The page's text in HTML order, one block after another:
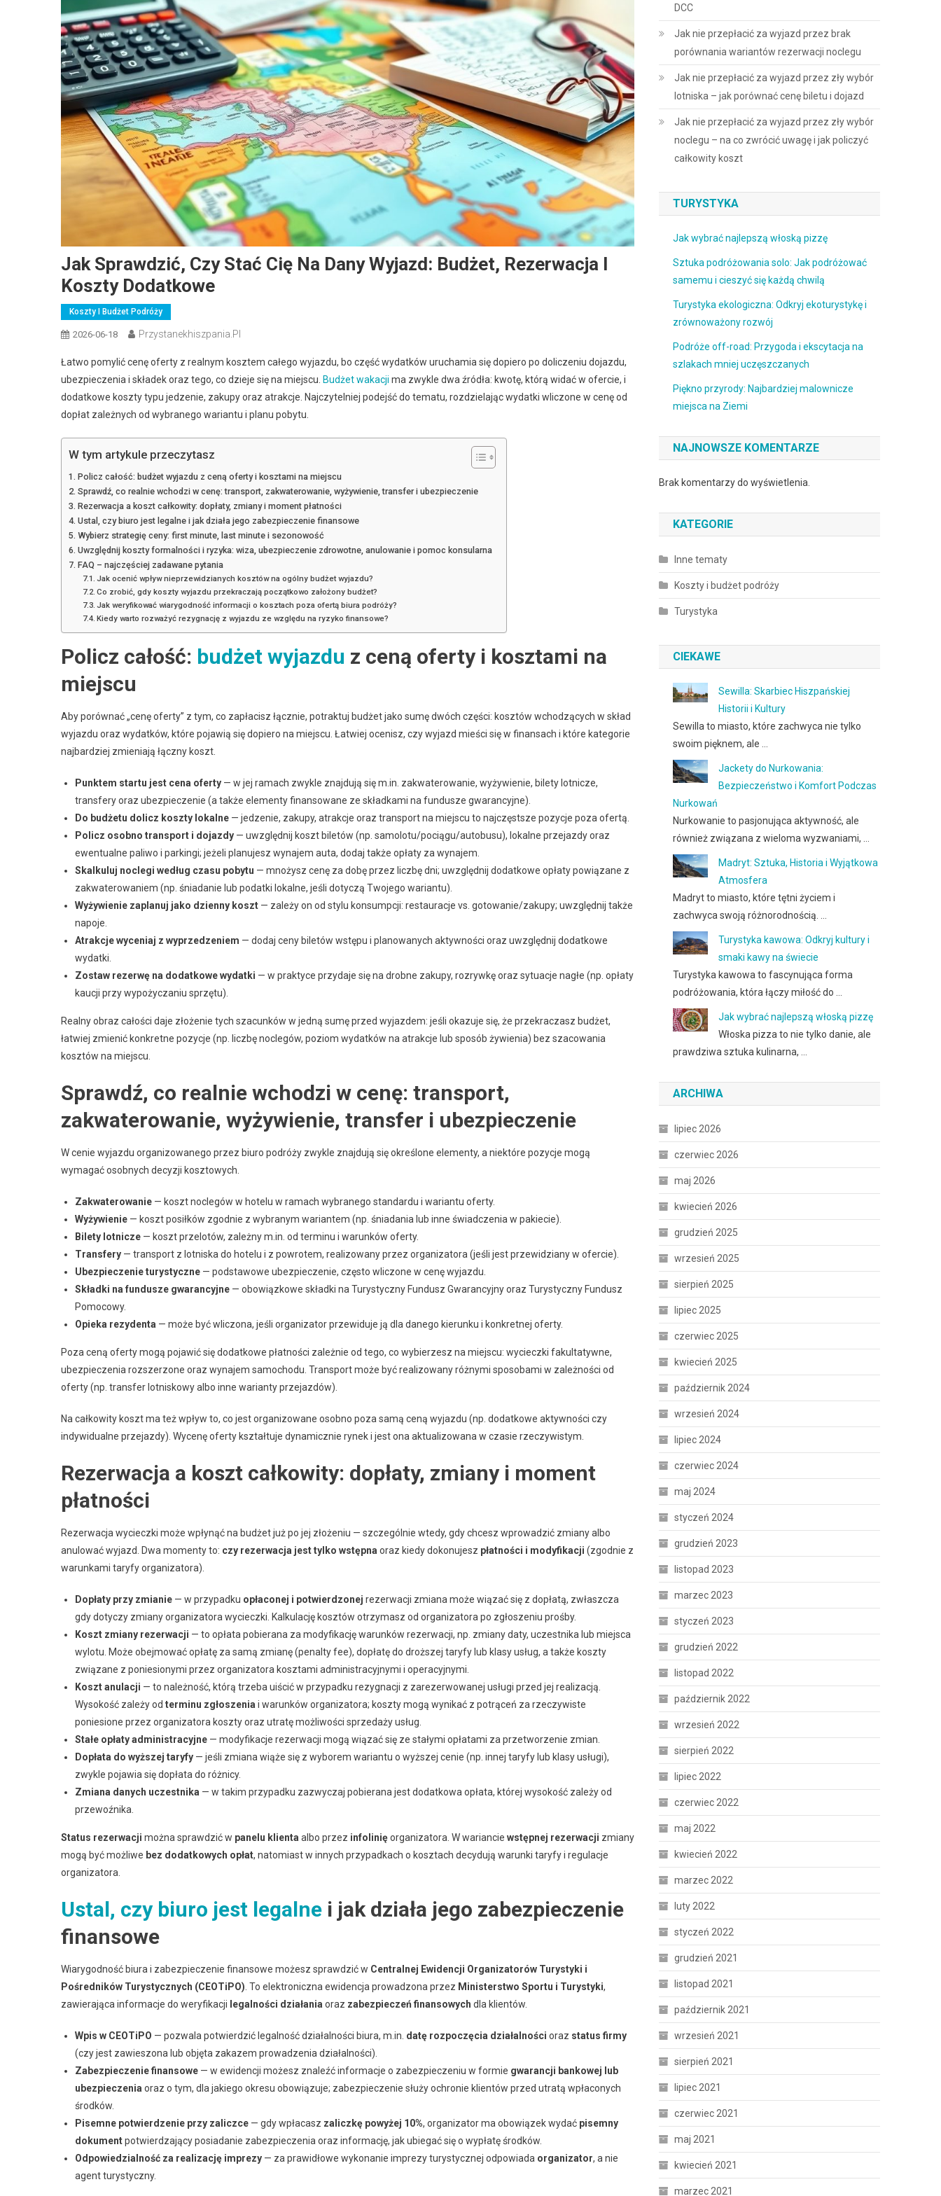
Jak Sprawdzić, Czy Stać Cię Na Dany Wyjazd: Budżet, Rezerwacja I
Koszty Dodatkowe
Koszty I Budżet Podróży
2026-06-18 Przystanekhiszpania.pl
Łatwo pomylić cenę oferty z realnym kosztem całego wyjazdu, bo część wydatków uruchamia się dopiero po doliczeniu dojazdu,
ubezpieczenia i składek oraz tego, co dzieje się na miejscu. Budżet wakacji ma zwykle dwa źródła: kwotę, którą widać w ofercie, i
dodatkowe koszty typu jedzenie, zakupy oraz atrakcje. Najczytelniej podejść do tematu, rozdzielając wydatki wliczone w cenę od
dopłat zależnych od wybranego wariantu i planu pobytu.
W tym artykule przeczytasz
Policz całość: budżet wyjazdu z ceną oferty i kosztami na miejscu
Sprawdź, co realnie wchodzi w cenę: transport, zakwaterowanie, wyżywienie, transfer i ubezpieczenie
Rezerwacja a koszt całkowity: dopłaty, zmiany i moment płatności
Ustal, czy biuro jest legalne i jak działa jego zabezpieczenie finansowe
Wybierz strategię ceny: first minute, last minute i sezonowość
Uwzględnij koszty formalności i ryzyka: wiza, ubezpieczenie zdrowotne, anulowanie i pomoc konsularna
FAQ – najczęściej zadawane pytania
Jak ocenić wpływ nieprzewidzianych kosztów na ogólny budżet wyjazdu?
Co zrobić, gdy koszty wyjazdu przekraczają początkowo założony budżet?
Jak weryfikować wiarygodność informacji o kosztach poza ofertą biura podróży?
Kiedy warto rozważyć rezygnację z wyjazdu ze względu na ryzyko finansowe?
Policz całość: budżet wyjazdu z ceną oferty i kosztami na
miejscu
Aby porównać „cenę oferty” z tym, co zapłacisz łącznie, potraktuj budżet jako sumę dwóch części: kosztów wchodzących w skład
wyjazdu oraz wydatków, które pojawią się dopiero na miejscu. Łatwiej ocenisz, czy wyjazd mieści się w finansach i które kategorie
najbardziej zmieniają łączny koszt.
Punktem startu jest cena oferty — w jej ramach zwykle znajdują się m.in. zakwaterowanie, wyżywienie, bilety lotnicze,
transfery oraz ubezpieczenie (a także elementy finansowane ze składkami na fundusze gwarancyjne).
Do budżetu dolicz koszty lokalne — jedzenie, zakupy, atrakcje oraz transport na miejscu to najczęstsze pozycje poza ofertą.
Policz osobno transport i dojazdy — uwzględnij koszt biletów (np. samolotu/pociągu/autobusu), lokalne przejazdy oraz
ewentualne paliwo i parkingi; jeżeli planujesz wynajem auta, dodaj także opłaty za wynajem.
Skalkuluj noclegi według czasu pobytu — mnożysz cenę za dobę przez liczbę dni; uwzględnij dodatkowe opłaty powiązane z
zakwaterowaniem (np. śniadanie lub podatki lokalne, jeśli dotyczą Twojego wariantu).
Wyżywienie zaplanuj jako dzienny koszt — zależy on od stylu konsumpcji: restauracje vs. gotowanie/zakupy; uwzględnij także
napoje.
Atrakcje wyceniaj z wyprzedzeniem — dodaj ceny biletów wstępu i planowanych aktywności oraz uwzględnij dodatkowe
wydatki.
Zostaw rezerwę na dodatkowe wydatki — w praktyce przydaje się na drobne zakupy, rozrywkę oraz sytuacje nagłe (np. opłaty
kaucji przy wypożyczaniu sprzętu).
Realny obraz całości daje złożenie tych szacunków w jedną sumę przed wyjazdem: jeśli okazuje się, że przekraczasz budżet,
łatwiej zmienić konkretne pozycje (np. liczbę noclegów, poziom wydatków na atrakcje lub sposób żywienia) bez szacowania
kosztów na miejscu.
Sprawdź, co realnie wchodzi w cenę: transport,
zakwaterowanie, wyżywienie, transfer i ubezpieczenie
W cenie wyjazdu organizowanego przez biuro podróży zwykle znajdują się określone elementy, a niektóre pozycje mogą
wymagać osobnych decyzji kosztowych.
Zakwaterowanie — koszt noclegów w hotelu w ramach wybranego standardu i wariantu oferty.
Wyżywienie — koszt posiłków zgodnie z wybranym wariantem (np. śniadania lub inne świadczenia w pakiecie).
Bilety lotnicze — koszt przelotów, zależny m.in. od terminu i warunków oferty.
Transfery — transport z lotniska do hotelu i z powrotem, realizowany przez organizatora (jeśli jest przewidziany w ofercie).
Ubezpieczenie turystyczne — podstawowe ubezpieczenie, często wliczone w cenę wyjazdu.
Składki na fundusze gwarancyjne — obowiązkowe składki na Turystyczny Fundusz Gwarancyjny oraz Turystyczny Fundusz
Pomocowy.
Opieka rezydenta — może być wliczona, jeśli organizator przewiduje ją dla danego kierunku i konkretnej oferty.
Poza ceną oferty mogą pojawić się dodatkowe płatności zależnie od tego, co wybierzesz na miejscu: wycieczki fakultatywne,
ubezpieczenia rozszerzone oraz wynajem samochodu. Transport może być realizowany różnymi sposobami w zależności od
oferty (np. transfer lotniskowy albo inne warianty przejazdów).
Na całkowity koszt ma też wpływ to, co jest organizowane osobno poza samą ceną wyjazdu (np. dodatkowe aktywności czy
indywidualne przejazdy). Wycenę oferty kształtuje dynamicznie rynek i jest ona aktualizowana w czasie rzeczywistym.
Rezerwacja a koszt całkowity: dopłaty, zmiany i moment
płatności
Rezerwacja wycieczki może wpłynąć na budżet już po jej złożeniu — szczególnie wtedy, gdy chcesz wprowadzić zmiany albo
anulować wyjazd. Dwa momenty to: czy rezerwacja jest tylko wstępnaoraz kiedy dokonujesz płatności i modyfikacji (zgodnie z
warunkami taryfy organizatora).
Dopłaty przy zmianie — w przypadku opłaconej i potwierdzonej rezerwacji zmiana może wiązać się z dopłatą, zwłaszcza
gdy dotyczy zmiany organizatora wycieczki. Kalkulację kosztów otrzymasz od organizatora po zgłoszeniu prośby.
Koszt zmiany rezerwacji — to opłata pobierana za modyfikację warunków rezerwacji, np. zmiany daty, uczestnika lub miejsca
wylotu. Może obejmować opłatę za samą zmianę (penalty fee), dopłatę do droższej taryfy lub klasy usług, a także koszty
związane z poniesionymi przez organizatora kosztami administracyjnymi i operacyjnymi.
Koszt anulacji — to należność, którą trzeba uiścić w przypadku rezygnacji z zarezerwowanej usługi przed jej realizacją.
Wysokość zależy od terminu zgłoszeniai warunków organizatora; koszty mogą wynikać z potrąceń za rzeczywiste
poniesione przez organizatora koszty oraz utratę możliwości sprzedaży usług.
Stałe opłaty administracyjne — modyfikacje rezerwacji mogą wiązać się ze stałymi opłatami za przetworzenie zmian.
Dopłata do wyższej taryfy — jeśli zmiana wiąże się z wyborem wariantu o wyższej cenie (np. innej taryfy lub klasy usługi),
zwykle pojawia się dopłata do różnicy.
Zmiana danych uczestnika — w takim przypadku zazwyczaj pobierana jest dodatkowa opłata, której wysokość zależy od
przewoźnika.
Status rezerwacji można sprawdzić w panelu klientaalbo przez infolinięorganizatora. W wariancie wstępnej rezerwacji zmiany
mogą być możliwe bez dodatkowych opłat, natomiast w innych przypadkach o kosztach decydują warunki taryfy i regulacje
organizatora.
Ustal, czy biuro jest legalne i jak działa jego zabezpieczenie
finansowe
Wiarygodność biura i zabezpieczenie finansowe możesz sprawdzić w Centralnej Ewidencji Organizatorów Turystyki i
Pośredników Turystycznych (CEOTiPO). To elektroniczna ewidencja prowadzona przez Ministerstwo Sportu i Turystyki,
zawierająca informacje do weryfikacji legalności działaniaoraz zabezpieczeń finansowych dla klientów.
Wpis w CEOTiPO — pozwala potwierdzić legalność działalności biura, m.in. datę rozpoczęcia działalności oraz status firmy
(czy jest zawieszona lub objęta zakazem prowadzenia działalności).
Zabezpieczenie finansowe — w ewidencji możesz znaleźć informacje o zabezpieczeniu w formie gwarancji bankowej lub
ubezpieczeniaoraz o tym, dla jakiego okresu obowiązuje; zabezpieczenie służy ochronie klientów przed utratą wpłaconych
środków.
Pisemne potwierdzenie przy zaliczce — gdy wpłacasz zaliczkę powyżej 10%, organizator ma obowiązek wydać pisemny
dokumentpotwierdzający posiadanie zabezpieczenia oraz informację, jak ubiegać się o wypłatę środków.
Odpowiedzialność za realizację imprezy — za prawidłowe wykonanie imprezy turystycznej odpowiada organizator, a nie
agent turystyczny.
DCC
Jak nie przepłacić za wyjazd przez brak
porównania wariantów rezerwacji noclegu
Jak nie przepłacić za wyjazd przez zły wybór
lotniska – jak porównać cenę biletu i dojazd
Jak nie przepłacić za wyjazd przez zły wybór
noclegu – na co zwrócić uwagę i jak policzyć
całkowity koszt
TURYSTYKA
Jak wybrać najlepszą włoską pizzę
Sztuka podróżowania solo: Jak podróżować
samemu i cieszyć się każdą chwilą
Turystyka ekologiczna: Odkryj ekoturystykę i
zrównoważony rozwój
Podróże off-road: Przygoda i ekscytacja na
szlakach mniej uczęszczanych
Piękno przyrody: Najbardziej malownicze
miejsca na Ziemi
NAJNOWSZE KOMENTARZE
Brak komentarzy do wyświetlenia.
KATEGORIE
Inne tematy
Koszty i budżet podróży
Turystyka
CIEKAWE
Sewilla: Skarbiec Hiszpańskiej
Historii i Kultury
Sewilla to miasto, które zachwyca nie tylko
swoim pięknem, ale …
Jackety do Nurkowania:
Bezpieczeństwo i Komfort Podczas
Nurkowań
Nurkowanie to pasjonująca aktywność, ale
również związana z wieloma wyzwaniami, …
Madryt: Sztuka, Historia i Wyjątkowa
Atmosfera
Madryt to miasto, które tętni życiem i
zachwyca swoją różnorodnością. …
Turystyka kawowa: Odkryj kultury i
smaki kawy na świecie
Turystyka kawowa to fascynująca forma
podróżowania, która łączy miłość do …
Jak wybrać najlepszą włoską pizzę
Włoska pizza to nie tylko danie, ale
prawdziwa sztuka kulinarna, …
ARCHIWA
lipiec 2026
czerwiec 2026
maj 2026
kwiecień 2026
grudzień 2025
wrzesień 2025
sierpień 2025
lipiec 2025
czerwiec 2025
kwiecień 2025
październik 2024
wrzesień 2024
lipiec 2024
czerwiec 2024
maj 2024
styczeń 2024
grudzień 2023
listopad 2023
marzec 2023
styczeń 2023
grudzień 2022
listopad 2022
październik 2022
wrzesień 2022
sierpień 2022
lipiec 2022
czerwiec 2022
maj 2022
kwiecień 2022
marzec 2022
luty 2022
styczeń 2022
grudzień 2021
listopad 2021
październik 2021
wrzesień 2021
sierpień 2021
lipiec 2021
czerwiec 2021
maj 2021
kwiecień 2021
marzec 2021